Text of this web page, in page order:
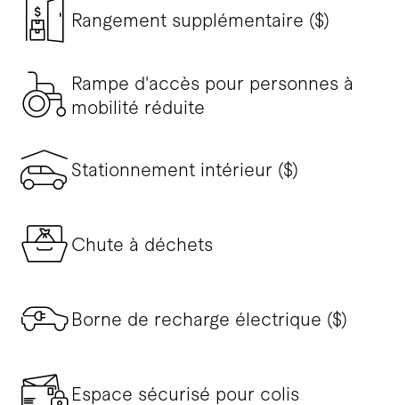
Rangement supplémentaire ($)
Rampe d'accès pour personnes à
mobilité réduite
Stationnement intérieur ($)
Chute à déchets
Borne de recharge électrique ($)
Espace sécurisé pour colis